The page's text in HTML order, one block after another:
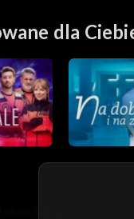
dla